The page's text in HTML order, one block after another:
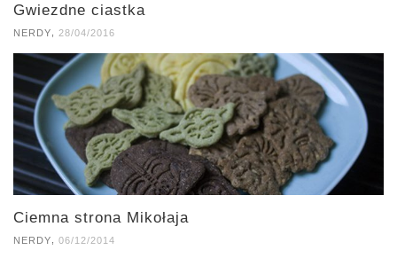
Gwiezdne ciastka
NERDY 28/04/2016
Ciemna strona Mikołaja
NERDY 06/12/2014